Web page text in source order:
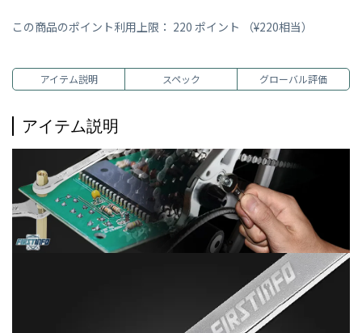
この商品のポイント利用上限： 220 ポイント （¥220相当）
アイテム説明 スペック グローバル評価
アイテム説明